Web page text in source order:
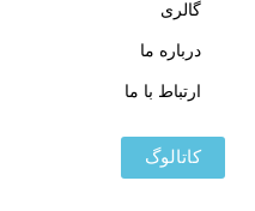
گالری
درباره ما
ارتباط با ما
کاتالوگ